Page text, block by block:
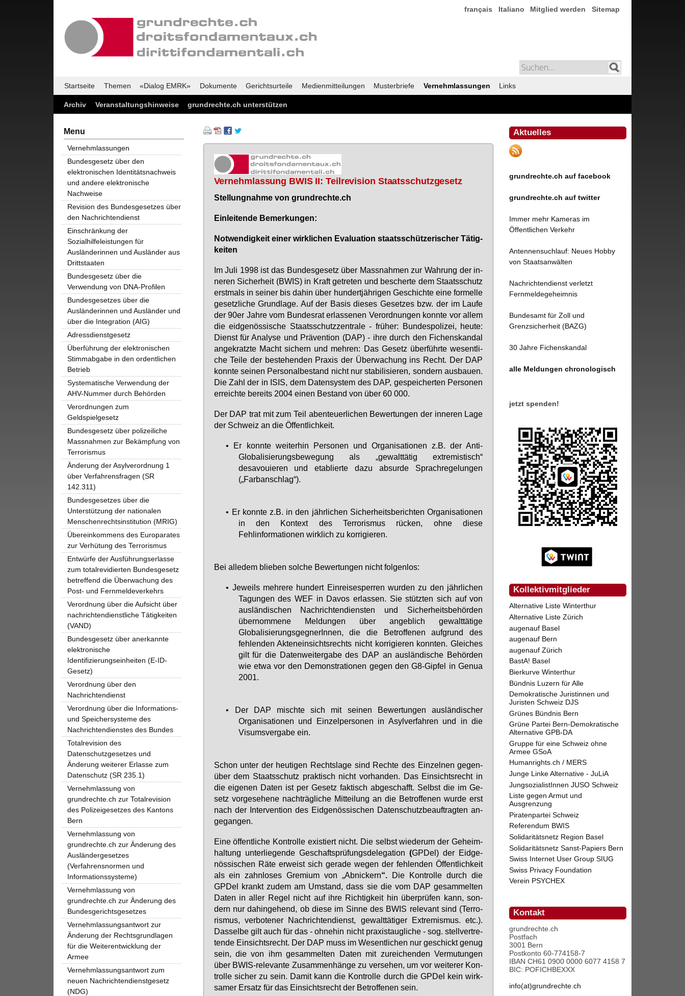
français Italiano Mitglied werden Sitemap
Startseite Themen «Dialog EMRK» Dokumente Gerichtsurteile Medienmitteilungen Musterbriefe Vernehmlassungen Links
Archiv Veranstaltungshinweise grundrechte.ch unterstützen
Vernehmlassung BWIS II: Teilrevision Staatsschutzgesetz
Stel­lung­nah­me von grund­rech­te.ch
Ein­lei­ten­de Be­mer­kun­gen:
Not­wen­dig­keit ei­ner wirk­li­chen Eva­lua­ti­on staats­schüt­ze­ri­scher Tä­tig­
kei­ten
Im Ju­li 1998 ist das Bun­des­ge­setz über Mass­nah­men zur Wah­rung der in­
ne­ren Si­cher­heit (BWIS) in Kraft ge­tre­ten und be­scher­te dem Staats­schutz
erst­mals in sei­ner bis da­hin über hun­dert­jäh­ri­gen Ge­schich­te ei­ne for­mel­le
ge­setz­li­che Grund­la­ge. Auf der Ba­sis die­ses Ge­set­zes bzw. der im Lau­fe
der 90er Jah­re vom Bun­des­rat er­las­se­nen Ver­ord­nun­gen konn­te vor al­lem
die eid­ge­nös­si­sche Staats­schutz­zen­tra­le - frü­her: Bun­des­po­li­zei, heu­te:
Dienst für Ana­ly­se und Prä­ven­ti­on (DAP) - ih­re durch den Fi­chen­skan­dal
an­ge­kratz­te Macht si­chern und meh­ren: Das Ge­setz über­führ­te we­sent­li­
che Tei­le der be­ste­hen­den Pra­xis der Über­wa­chung ins Recht. Der DAP
konn­te sei­nen Per­so­nal­be­stand nicht nur sta­bi­li­sie­ren, son­dern aus­bau­en.
Die Zahl der in ISIS, dem Da­ten­sys­tem des DAP, ge­spei­cher­ten Per­so­nen
er­reich­te be­reits 2004 ei­nen Be­stand von über 60 000.
Der DAP trat mit zum Teil aben­teu­er­li­chen Be­wer­tun­gen der in­ne­ren La­ge
der Schweiz an die Öf­fent­lich­keit.
• Er konnte weiterhin Personen und Organisationen z.B. der Anti-
Globalisierungsbewegung als „gewalttätig extremistisch“
desavouieren und etablierte dazu absurde Sprachregelungen
(„Farbanschlag“).
• Er konnte z.B. in den jährlichen Sicherheitsberichten Organisationen
in den Kontext des Terrorismus rücken, ohne diese
Fehlinformationen wirklich zu korrigieren.
Bei al­le­dem blie­ben sol­che Be­wer­tun­gen nicht fol­gen­los:
• Jeweils mehrere hundert Einreisesperren wurden zu den jährlichen
Tagungen des WEF in Davos erlassen. Sie stützten sich auf von
ausländischen Nachrichtendiensten und Sicherheitsbehörden
übernommene Meldungen über angeblich gewalttätige
GlobalisierungsgegnerInnen, die die Betroffenen aufgrund des
fehlenden Akteneinsichtsrechts nicht korrigieren konnten. Gleiches
gilt für die Datenweitergabe des DAP an ausländische Behörden
wie etwa vor den Demonstrationen gegen den G8-Gipfel in Genua
2001.
• Der DAP mischte sich mit seinen Bewertungen ausländischer
Organisationen und Einzelpersonen in Asylverfahren und in die
Visumsvergabe ein.
Schon un­ter der heu­ti­gen Rechts­la­ge sind Rech­te des Ein­zel­nen ge­gen­
über dem Staats­schutz prak­tisch nicht vor­han­den. Das Ein­sichts­recht in
die ei­ge­nen Da­ten ist per Ge­setz fak­tisch ab­ge­schafft. Selbst die im Ge­
setz vor­ge­se­he­ne nach­träg­li­che Mit­tei­lung an die Be­trof­fe­nen wur­de erst
nach der In­ter­ven­ti­on des Eid­ge­nös­si­schen Da­ten­schutz­be­auf­trag­ten an­
ge­gan­gen.
Ei­ne öf­fent­li­che Kon­trol­le exis­tiert nicht. Die selbst wie­der­um der Ge­heim­
hal­tung un­ter­lie­gen­de Ge­schafts­prü­fungs­de­le­ga­ti­on (GPDel) der Eid­ge­
nös­si­schen Rä­te er­weist sich ge­ra­de we­gen der feh­len­den Öf­fent­lich­keit
als ein zahn­lo­ses Gre­mi­um von „Ab­ni­ckern“. Die Kon­trol­le durch die
GPDel krankt zu­dem am Um­stand, dass sie die vom DAP ge­sam­mel­ten
Da­ten in al­ler Re­gel nicht auf ih­re Rich­tig­keit hin über­prü­fen kann, son­
dern nur da­hin­ge­hend, ob die­se im Sin­ne des BWIS re­le­vant sind (Ter­ro­
ris­mus, ver­bo­te­ner Nach­rich­ten­dienst, ge­walt­tä­ti­ger Ex­tre­mis­mus. etc.).
Das­sel­be gilt auch für das - oh­ne­hin nicht pra­xis­taug­li­che - sog. stell­ver­tre­
ten­de Ein­sichts­recht. Der DAP muss im We­sent­li­chen nur ge­schickt ge­nug
sein, die von ihm ge­sam­mel­ten Da­ten mit zu­rei­chen­den Ver­mu­tun­gen
über BWIS-re­le­van­te Zu­sam­men­hän­ge zu ver­se­hen, um vor wei­te­rer Kon­
trol­le si­cher zu sein. Da­mit kann die Kon­trol­le durch die GPDel kein wirk­
sa­mer Er­satz für das Ein­sichts­recht der Be­trof­fe­nen sein.
Aktuelles
grundrechte.ch auf facebook
grundrechte.ch auf twitter
Immer mehr Kameras im
Öffentlichen Verkehr
Antennensuchlauf: Neues Hobby
von Staatsanwälten
Nachrichtendienst verletzt
Fernmeldegeheimnis
Bundesamt für Zoll und
Grenzsicherheit (BAZG)
30 Jahre Fichenskandal
alle Meldungen chronologisch
jetzt spenden!
Kollektivmitglieder
Alternative Liste Winterthur
Alternative Liste Zürich
augenauf Basel
augenauf Bern
augenauf Zürich
BastA! Basel
Bierkurve Winterthur
Bündnis Luzern für Alle
Demokratische Juristinnen und
Juristen Schweiz DJS
Grünes Bündnis Bern
Grüne Partei Bern-Demokratische
Alternative GPB-DA
Gruppe für eine Schweiz ohne
Armee GSoA
Humanrights.ch / MERS
Junge Linke Alternative - JuLiA
JungsozialistInnen JUSO Schweiz
Liste gegen Armut und
Ausgrenzung
Piratenpartei Schweiz
Referendum BWIS
Solidaritätsnetz Region Basel
Solidaritätsnetz Sanst-Papiers Bern
Swiss Internet User Group SIUG
Swiss Privacy Foundation
Verein PSYCHEX
Kontakt
grundrechte.ch
Postfach
3001 Bern
Postkonto 60-774158-7
IBAN CH61 0900 0000 6077 4158 7
BIC: POFICHBEXXX
info(at)grundrechte.ch
Menu
Vernehmlassungen
Bundesgesetz über den
elektronischen Identitätsnachweis
und andere elektronische
Nachweise
Revision des Bundesgesetzes über
den Nachrichtendienst
Einschränkung der
Sozialhilfeleistungen für
Ausländerinnen und Ausländer aus
Drittstaaten
Bundesgesetz über die
Verwendung von DNA-Profilen
Bundesgesetzes über die
Ausländerinnen und Ausländer und
über die Integration (AIG)
Adressdienstgesetz
Überführung der elektronischen
Stimmabgabe in den ordentlichen
Betrieb
Systematische Verwendung der
AHV-Nummer durch Behörden
Verordnungen zum
Geldspielgesetz
Bundesgesetz über polizeiliche
Massnahmen zur Bekämpfung von
Terrorismus
Änderung der Asylverordnung 1
über Verfahrensfragen (SR
142.311)
Bundesgesetzes über die
Unterstützung der nationalen
Menschenrechtsinstitution (MRIG)
Übereinkommens des Europarates
zur Verhütung des Terrorismus
Entwürfe der Ausführungserlasse
zum totalrevidierten Bundesgesetz
betreffend die Überwachung des
Post- und Fernmeldeverkehrs
Verordnung über die Aufsicht über
nachrichtendienstliche Tätigkeiten
(VAND)
Bundesgesetz über anerkannte
elektronische
Identifizierungseinheiten (E-ID-
Gesetz)
Verordnung über den
Nachrichtendienst
Verordnung über die Informations-
und Speichersysteme des
Nachrichtendienstes des Bundes
Totalrevision des
Datenschutzgesetzes und
Änderung weiterer Erlasse zum
Datenschutz (SR 235.1)
Vernehmlassung von
grundrechte.ch zur Totalrevision
des Polizeigesetzes des Kantons
Bern
Vernehmlassung von
grundrechte.ch zur Änderung des
Ausländergesetzes
(Verfahrensnormen und
Informationssysteme)
Vernehmlassung von
grundrechte.ch zur Änderung des
Bundesgerichtsgesetzes
Vernehmlassungsantwort zur
Änderung der Rechtsgrundlagen
für die Weiterentwicklung der
Armee
Vernehmlassungsantwort zum
neuen Nachrichtendienstgesetz
(NDG)